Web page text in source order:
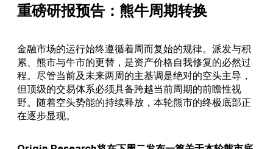
重磅研报预告：熊牛周期转换
金融市场的运行始终遵循着周而复始的规律。派发与积
累、熊市与牛市的更替，是资产价格自我修复的必然过
程。尽管当前及未来两周的主基调是绝对的空头主导，
但顶级的交易体系必须具备跨越当前周期的前瞻性视
野。随着空头势能的持续释放，本轮熊市的终极底部正
在逐步显现。